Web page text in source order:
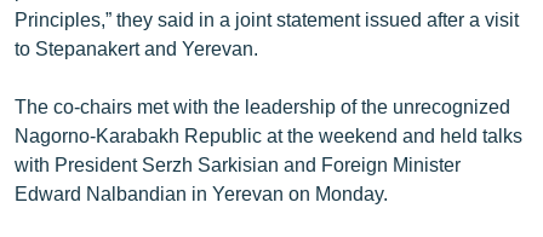
ՓՈԴՔԱՍԹ
Հայերեն
English
Русский
Principles,” they said in a joint statement issued after a visit
to Stepanakert and Yerevan.
The co-chairs met with the leadership of the unrecognized
Nagorno-Karabakh Republic at the weekend and held talks
with President Serzh Sarkisian and Foreign Minister
Edward Nalbandian in Yerevan on Monday.